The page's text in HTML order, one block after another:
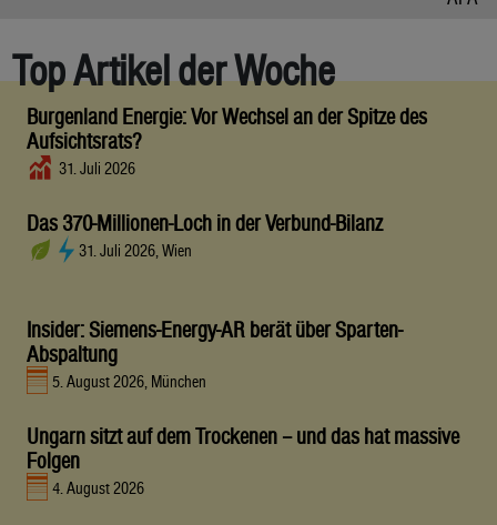
Top Artikel der Woche
Burgenland Energie: Vor Wechsel an der Spitze des
Aufsichtsrats?
31. Juli 2026
Das 370-Millionen-Loch in der Verbund-Bilanz
31. Juli 2026, Wien
Insider: Siemens-Energy-AR berät über Sparten-
Abspaltung
5. August 2026, München
Ungarn sitzt auf dem Trockenen – und das hat massive
Folgen
4. August 2026